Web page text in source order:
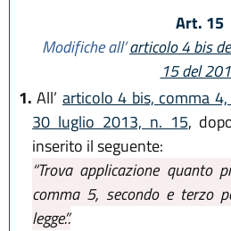
Art. 15
Modifiche all’articolo 4 bis
15 del
1. All’ articolo 4 bis, comma
30 luglio 2013, n. 15,
inserito il seguente:
“Trova applicazione quanto
comma 5, secondo e terzo
legge.”.